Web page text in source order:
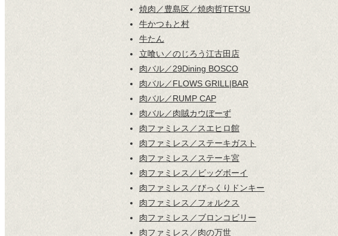
焼肉／豊島区／焼肉哲TETSU
牛かつもと村
牛たん
立喰い／のじろう江古田店
肉バル／29Dining BOSCO
肉バル／FLOWS GRILL|BAR
肉バル／RUMP CAP
肉バル／肉賊カウぼーず
肉ファミレス／スエヒロ館
肉ファミレス／ステーキガスト
肉ファミレス／ステーキ宮
肉ファミレス／ビッグボーイ
肉ファミレス／びっくりドンキー
肉ファミレス／フォルクス
肉ファミレス／ブロンコビリー
肉ファミレス／肉の万世